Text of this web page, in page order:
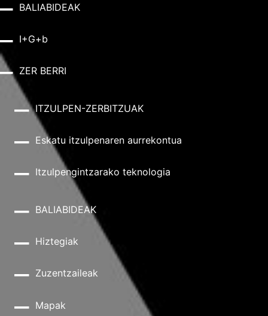
BALIABIDEAK
I+G+b
ZER BERRI
ITZULPEN-ZERBITZUAK
Eskatu itzulpenaren aurrekontua
Itzulpengintzarako teknologia
BALIABIDEAK
Hiztegiak
Zuzentzaileak
Mapak